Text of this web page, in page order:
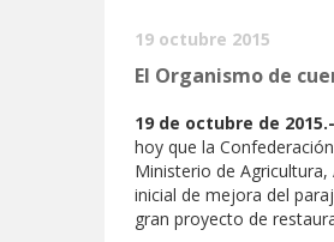
19 octubre 2015
El Organismo de
19 de octubre de 2015.-
hoy que la
Ministerio de
inicial de mejora del
gran proyecto de